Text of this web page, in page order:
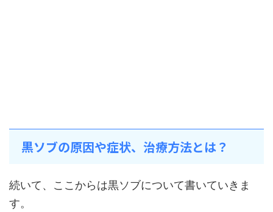
黒ソブの原因や症状、治療方法とは？
続いて、ここからは黒ソブについて書いていきま
す。